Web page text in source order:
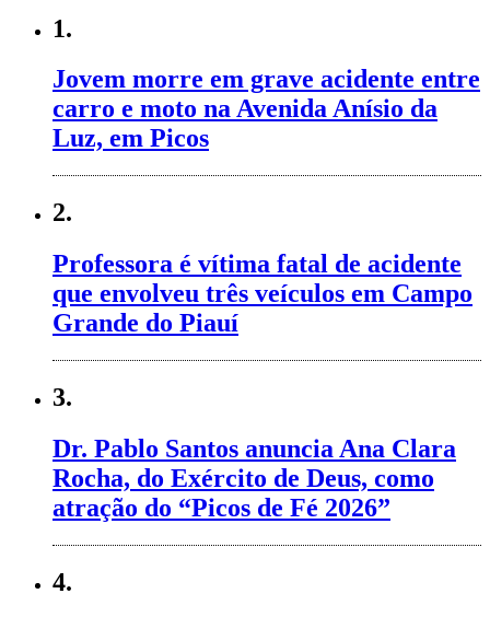
1.
Jovem morre em grave acidente entre
carro e moto na Avenida Anísio da
Luz, em Picos
2.
Professora é vítima fatal de acidente
que envolveu três veículos em Campo
Grande do Piauí
3.
Dr. Pablo Santos anuncia Ana Clara
Rocha, do Exército de Deus, como
atração do “Picos de Fé 2026”
4.